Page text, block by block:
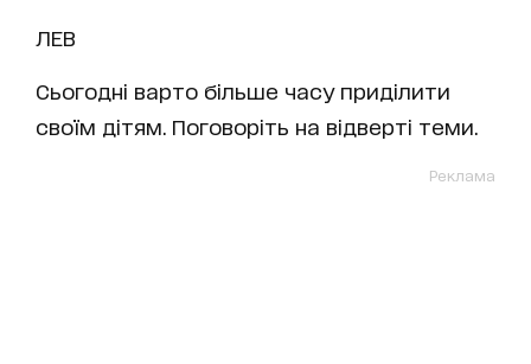
ЛЕВ
Сьогодні варто більше часу приділити
своїм дітям. Поговоріть на відверті теми.
Реклама